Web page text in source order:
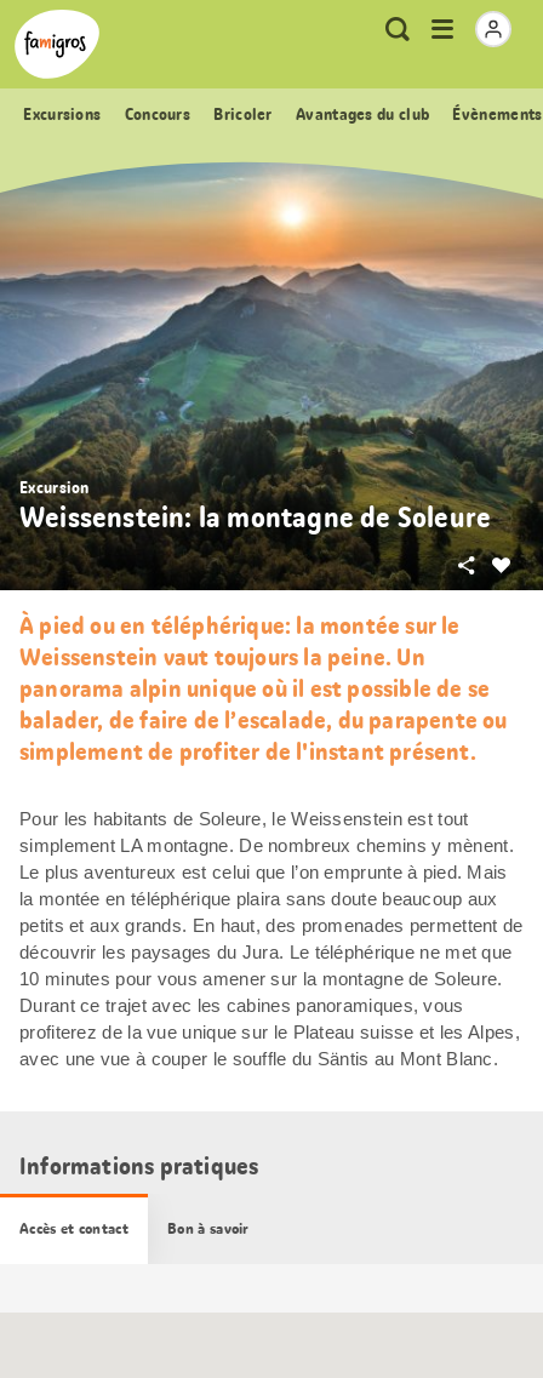
Signets
de
navigation
Header
Logo Métanavigation
RechercheOuvrir
Excursions Concours Bricoler Avantages du club
Excursion
Weissenstein: la montagne de Soleure
Partager
À pied ou en téléphérique: la montée sur le
Weissenstein vaut toujours la peine. Un
panorama alpin unique où il est possible de se
balader, de faire de l’escalade, du parapente ou
simplement de profiter de l'instant présent.
Pour les habitants de Soleure, le Weissenstein est tout
simplement LA montagne. De nombreux chemins y mènent.
Le plus aventureux est celui que l’on emprunte à pied. Mais
la montée en téléphérique plaira sans doute beaucoup aux
petits et aux grands. En haut, des promenades permettent de
découvrir les paysages du Jura. Le téléphérique ne met que
10 minutes pour vous amener sur la montagne de Soleure.
Durant ce trajet avec les cabines panoramiques, vous
profiterez de la vue unique sur le Plateau suisse et les Alpes,
avec une vue à couper le souffle du Säntis au Mont Blanc.
Informations pratiques
Accès et contact Bon à savoir